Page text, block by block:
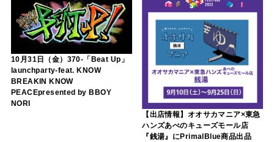
10月31日（金）370-「Beat Up」
launchparty-feat. KNOW
BREAKIN KNOW
PEACEpresented by BBOY
NORI
【出店情報】オオサカマニア×東急
ハンズあべのキューズモール店
『銭湯』にPrimalBlue商品出品